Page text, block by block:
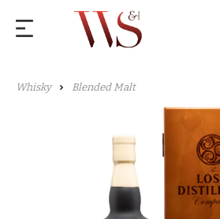
Whisky Blended Malt